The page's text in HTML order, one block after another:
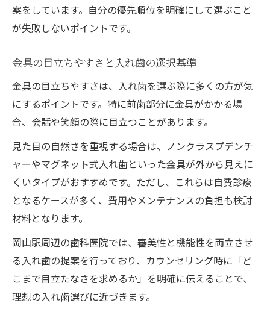
案をしています。自分の優先順位を明確にして選ぶこと
が失敗しないポイントです。
金具の目立ちやすさと入れ歯の選択基準
金具の目立ちやすさは、入れ歯を選ぶ際に多くの方が気
にするポイントです。特に前歯部分に金具がかかる場
合、会話や笑顔の際に目立つことがあります。
見た目の自然さを重視する場合は、ノンクラスプデンチ
ャーやマグネット式入れ歯といった金具が外から見えに
くいタイプがおすすめです。ただし、これらは自費診療
となるケースが多く、費用やメンテナンスの負担も検討
材料となります。
岡山駅周辺の歯科医院では、審美性と機能性を両立させ
る入れ歯の提案を行っており、カウンセリング時に「ど
こまで目立たなさを求めるか」を明確に伝えることで、
理想の入れ歯選びに近づきます。